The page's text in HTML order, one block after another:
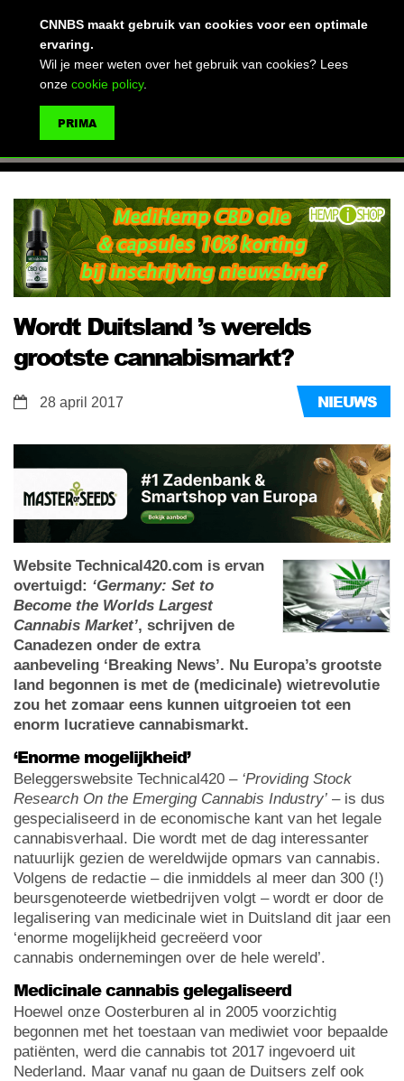
Wordt Duitsland ’s werelds
grootste cannabismarkt?
NIEUWS
28 april 2017
Website Technical420.com is ervan
overtuigd: ‘Germany: Set to
Become the Worlds Largest
Cannabis Market’, schrijven de
Canadezen onder de extra
aanbeveling ‘Breaking News’. Nu Europa’s grootste
land begonnen is met de (medicinale) wietrevolutie
zou het zomaar eens kunnen uitgroeien tot een
enorm lucratieve cannabismarkt.
‘Enorme mogelijkheid’
Beleggerswebsite Technical420 – ‘Providing Stock
Research On the Emerging Cannabis Industry’ – is dus
gespecialiseerd in de economische kant van het legale
cannabisverhaal. Die wordt met de dag interessanter
natuurlijk gezien de wereldwijde opmars van cannabis.
Volgens de redactie – die inmiddels al meer dan 300 (!)
beursgenoteerde wietbedrijven volgt – wordt er door de
legalisering van medicinale wiet in Duitsland dit jaar een
‘enorme mogelijkheid gecreëerd voor
cannabis ondernemingen over de hele wereld’.
Medicinale cannabis gelegaliseerd
Hoewel onze Oosterburen al in 2005 voorzichtig
begonnen met het toestaan van mediwiet voor bepaalde
patiënten, werd die cannabis tot 2017 ingevoerd uit
Nederland. Maar vanaf nu gaan de Duitsers zelf ook
CNNBS maakt gebruik van cookies voor een optimale
ervaring.
Wil je meer weten over het gebruik van cookies? Lees
onze cookie policy.
PRIMA